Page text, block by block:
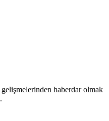
haberdar olmak